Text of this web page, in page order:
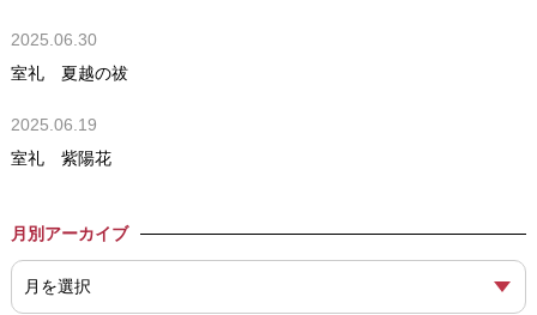
2025.06.30
室礼 夏越の祓
2025.06.19
室礼 紫陽花
月別アーカイブ